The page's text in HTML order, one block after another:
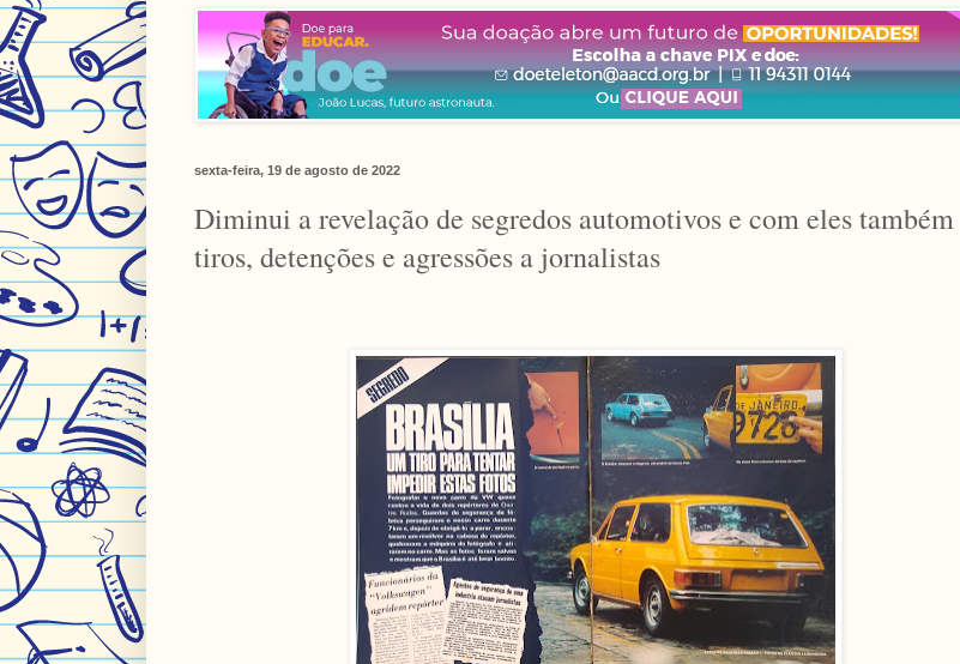
sexta-feira, 19 de agosto de 2022
Diminui a revelação de segredos automotivos e com eles também
tiros, detenções e agressões a jornalistas